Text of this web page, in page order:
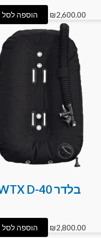
₪2,600.00 הוספה לסל
בלדר WTX D-40
₪2,800.00 הוספה לסל